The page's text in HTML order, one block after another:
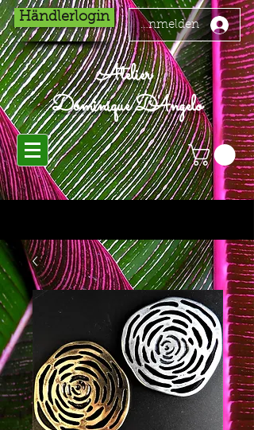
Händlerlogin
Anmelden
Atelier
Dominique D'Angelo